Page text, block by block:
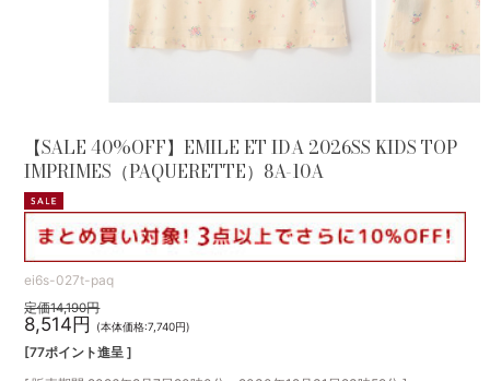
【SALE 40%OFF】EMILE ET IDA 2026SS KIDS TOP
IMPRIMES（PAQUERETTE）8A-10A
ei6s-027t-paq
定価14,190円
8,514円 (本体価格:7,740円)
[77ポイント進呈 ]